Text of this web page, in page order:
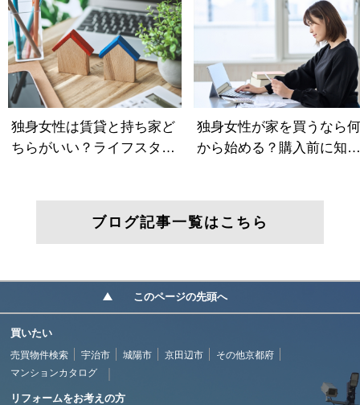
ブログ記事一覧はこちら
このページの先頭へ
買いたい
売買物件検索 宇治市 城陽市 京田辺市
その他京都府
マンションカタログ
リフォームをお考えの方